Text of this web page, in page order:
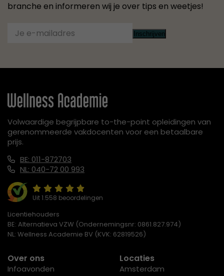
branche en informeren wij je over tips en weetjes!
Inschrijven
Volwaardige begrijpbare to-the-point opleidingen van
gerenommeerde vakdocenten voor een betaalbare
prijs.
BE: 011-872703
NL: 040-72 00 993
Uit 1.558 beoordelingen
Licentiehouders
BE: Alternatieva VZW (Ondernemingsnr: 0861.827.974)
NL: Wellness Academie BV (KVK: 62819526)
Over ons
Infoavonden
Locaties
Amsterdam